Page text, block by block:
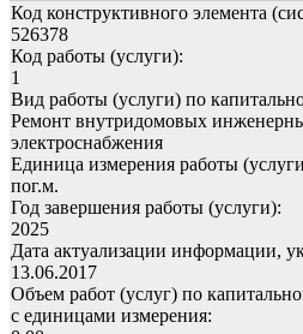
Код конструктивного элемента
526378
Код работы (услуги):
1
Вид работы (услуги) по
Ремонт внутридомовых
электроснабжения
Единица измерения работы
пог.м.
Год завершения работы (услуги):
2025
Дата актуализации информации,
13.06.2017
Объем работ (услуг) по
с единицами измерения: